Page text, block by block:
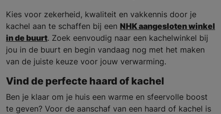
Kies voor zekerheid, kwaliteit en vakkennis door je
kachel aan te schaffen bij een NHK aangesloten winkel
in de buurt. Zoek eenvoudig naar een kachelwinkel bij
jou in de buurt en begin vandaag nog met het maken
van de juiste keuze voor jouw verwarming.
Vind de perfecte haard of kachel
Ben je klaar om je huis een warme en sfeervolle boost
te geven? Voor de aanschaf van een haard of kachel is